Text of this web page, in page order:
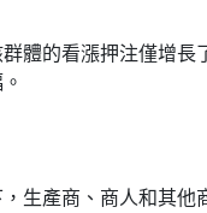
體的看漲押注僅增
生產商、商人和其他